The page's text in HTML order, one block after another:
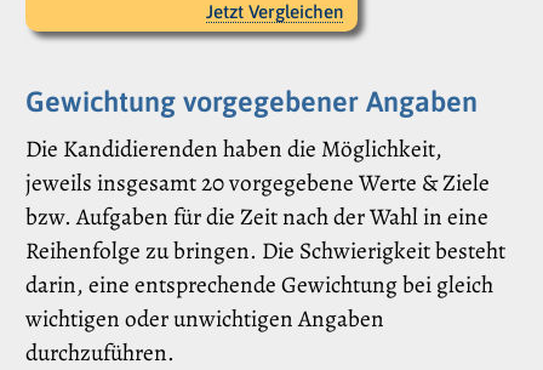
Jetzt Vergleichen
Gewichtung vorgegebener Angaben
Die Kandidierenden haben die Möglichkeit,
jeweils insgesamt 20 vorgegebene Werte & Ziele
bzw. Aufgaben für die Zeit nach der Wahl in eine
Reihenfolge zu bringen. Die Schwierigkeit besteht
darin, eine entsprechende Gewichtung bei gleich
wichtigen oder unwichtigen Angaben
durchzuführen.